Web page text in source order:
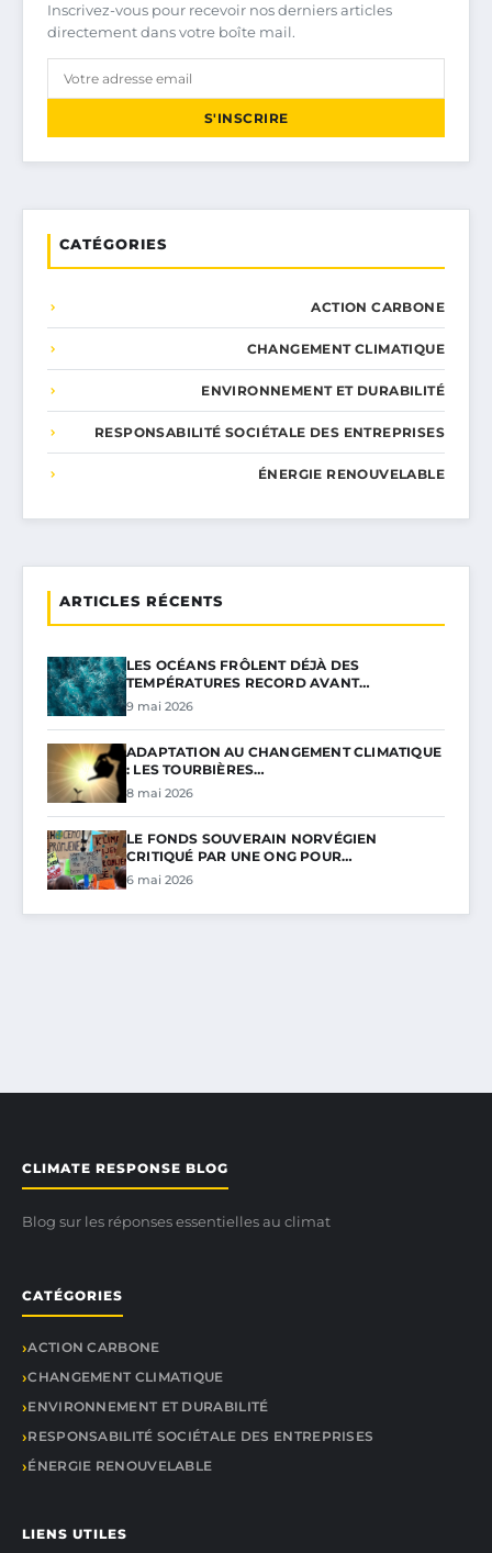
Inscrivez-vous pour recevoir nos derniers articles
directement dans votre boîte mail.
S'INSCRIRE
CATÉGORIES
ACTION CARBONE
CHANGEMENT CLIMATIQUE
ENVIRONNEMENT ET DURABILITÉ
RESPONSABILITÉ SOCIÉTALE DES ENTREPRISES
ÉNERGIE RENOUVELABLE
ARTICLES RÉCENTS
LES OCÉANS FRÔLENT DÉJÀ DES
TEMPÉRATURES RECORD AVANT…
9 mai 2026
ADAPTATION AU CHANGEMENT CLIMATIQUE
: LES TOURBIÈRES…
8 mai 2026
LE FONDS SOUVERAIN NORVÉGIEN
CRITIQUÉ PAR UNE ONG POUR…
6 mai 2026
CLIMATE RESPONSE BLOG
Blog sur les réponses essentielles au climat
CATÉGORIES
ACTION CARBONE
CHANGEMENT CLIMATIQUE
ENVIRONNEMENT ET DURABILITÉ
RESPONSABILITÉ SOCIÉTALE DES ENTREPRISES
ÉNERGIE RENOUVELABLE
LIENS UTILES